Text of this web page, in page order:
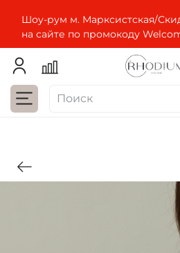
Шоу-рум м. Марксистская/
на сайте по промокоду